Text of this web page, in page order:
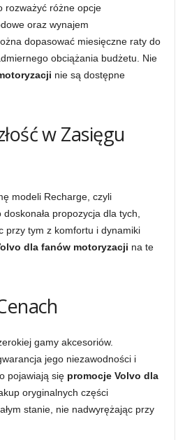
rozważyć różne opcje
oraz wynajem
dopasować miesięczne raty do
obciążania budżetu. Nie
nie są dostępne
w Zasięgu
modeli Recharge, czyli
propozycja dla tych,
przy tym z komfortu i dynamiki
dla fanów motoryzacji na te
gamy akcesoriów.
jego niezawodności i
pojawiają się promocje Volvo dla
oryginalnych części
stanie, nie nadwyrężając przy